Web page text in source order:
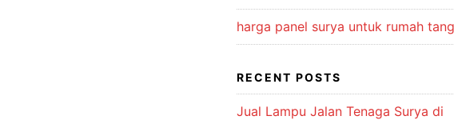
harga panel surya untuk rumah
RECENT POSTS
Jual Lampu Jalan Tenaga Surya di